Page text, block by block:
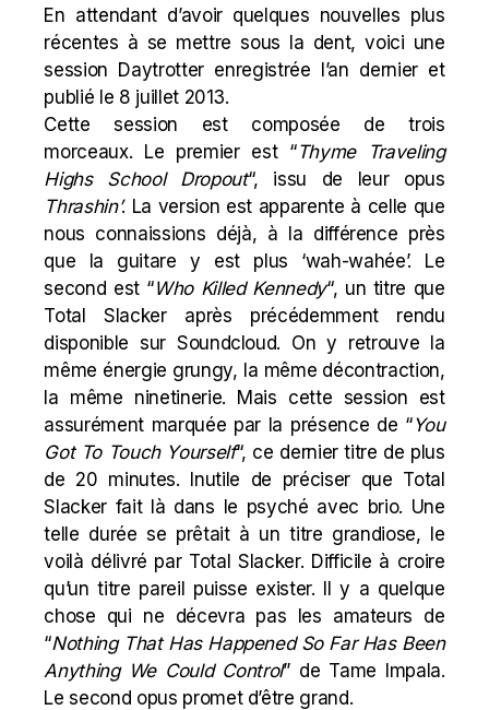
En attendant d’avoir quelques nouvelles plus
récentes à se mettre sous la dent, voici une
session Daytrotter enregistrée l’an dernieret
publié le 8 juillet 2013.
Cette session est composée de trois
morceaux. Le premier est “Thyme Traveling
Highs School Dropout“, issu de leur opus
Thrashin’. La version est apparente à celle que
nous connaissions déjà, à la différence près
que la guitare y est plus ‘wah-wahée’. Le
second est “Who Killed Kennedy“, un titre que
Total Slacker après précédemment rendu
disponible sur Soundcloud. On y retrouve la
même énergie grungy, la même décontraction,
la même ninetinerie. Mais cette session est
assurément marquée par la présence de “You
Got To Touch Yourself“, ce dernier titre de plus
de 20 minutes. Inutile de préciser que Total
Slacker fait là dans le psyché avec brio. Une
telle durée se prêtait à un titre grandiose, le
voilà délivré par Total Slacker. Difficile à croire
qu’un titre pareil puisse exister. Il y a quelque
chose qui ne décevra pas les amateurs de
“Nothing That Has Happened So Far Has Been
Anything We Could Control” de Tame Impala.
Le second opus promet d’être grand.